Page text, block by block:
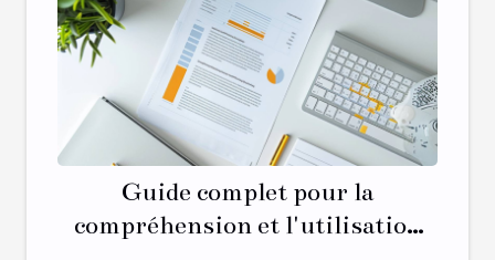
Guide complet pour la
compréhension et l'utilisation